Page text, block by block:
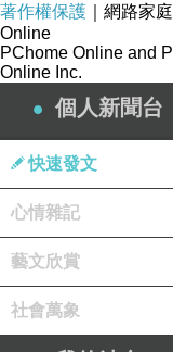
之所以會這麼推
日本料理有著
菜色；這道「
才加點的！這
本料理獨特醃製
聖女蕃茄加上蜜
這道不同一般日
銀杏日本料理刮
著作權保護 ｜網路家
Online
PChome Online and
Online Inc.
個人新聞台
快速發文
心情雜記
藝文欣賞
社會萬象